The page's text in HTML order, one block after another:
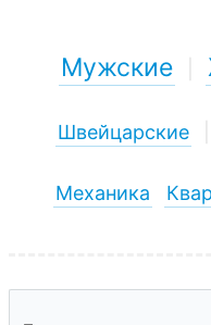
Мужские
Швейцарские
Механика